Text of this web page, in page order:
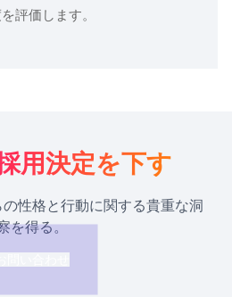
評価します。
用決定を下す
性格と行動に関する貴重な洞
を得る。